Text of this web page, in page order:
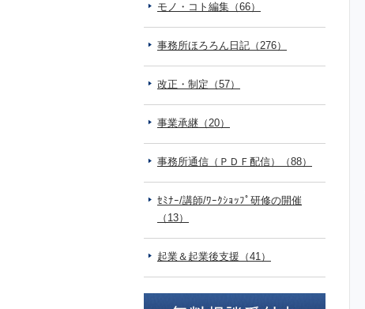
モノ・コト編集（66）
事務所ほろろん日記（276）
改正・制定（57）
事業承継（20）
事務所通信（ＰＤＦ配信）（88）
ｾﾐﾅｰ/講師/ﾜｰｸｼｮｯﾌﾟ研修の開催
（13）
起業＆起業後支援（41）